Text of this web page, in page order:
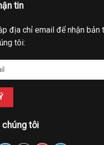
tin
địa chỉ email để nhận bản
tôi:
chúng tôi